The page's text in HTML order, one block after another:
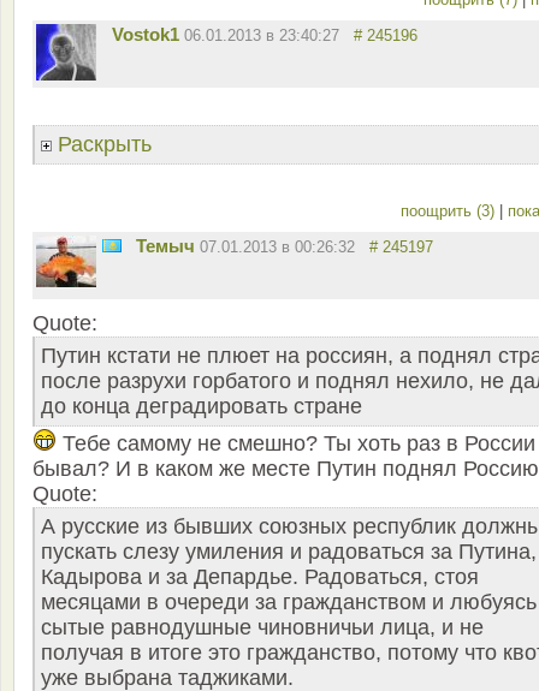
Vostok1 06.01.2013 в 23:40:27 # 245196
Раскрыть
поощрить (3) |
Темыч 07.01.2013 в 00:26:32 # 245197
Quote:
Путин кстати не плюет на россиян, а поднял
после разрухи горбатого и поднял нехило, не
до конца деградировать стране
Тебе самому не смешно? Ты хоть раз в России
бывал? И в каком же месте Путин поднял
Quote:
А русские из бывших союзных республик
пускать слезу умиления и радоваться за
Кадырова и за Депардье. Радоваться, стоя
месяцами в очереди за гражданством и
сытые равнодушные чиновничьи лица, и не
получая в итоге это гражданство, потому что
уже выбрана таджиками.